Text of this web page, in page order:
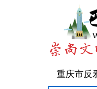
重庆市反